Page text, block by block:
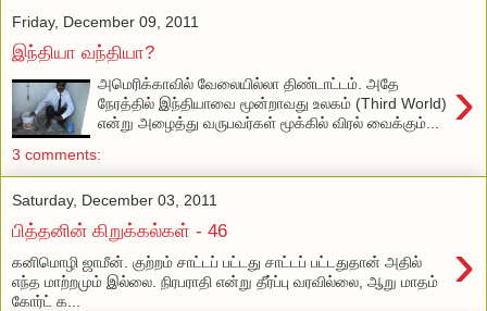
Friday, December 09, 2011
இந்தியா வந்தியா?
›
அமெரிக்காவில் வேலையில்லா திண்டாட்டம். அதே
நேரத்தில் இந்தியாவை மூன்றாவது உலகம் (Third World)
என்று அழைத்து வருபவர்கள் மூக்கில் விரல் வைக்கும்...
3 comments:
Saturday, December 03, 2011
பித்தனின் கிறுக்கல்கள் - 46 ›
கனிமொழி ஜாமீன். குற்றம் சாட்டப் பட்டது சாட்டப் பட்டதுதான் அதில்
எந்த மாற்றமும் இல்லை. நிரபராதி என்று தீர்ப்பு வரவில்லை, ஆறு மாதம்
கோர்ட் க...